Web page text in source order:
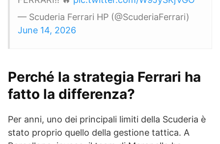
— Scuderia Ferrari HP (@ScuderiaFerrari)
June 14, 2026
Perché la strategia Ferrari ha
fatto la differenza?
Per anni, uno dei principali limiti della Scuderia è
stato proprio quello della gestione tattica. A